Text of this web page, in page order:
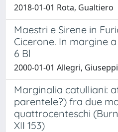
2018-01-01 Rota, Gualtiero
Maestri e Sirene in
Cicerone. In margine
6 Bl
2000-01-01 Allegri,
Marginalia catulliani:
parentele?) fra due
quattrocenteschi
XII 153)